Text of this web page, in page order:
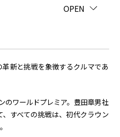
ン BEV 燃料電池車（FCEV）
OPEN
CLOSE
新と挑戦を象徴するクルマであ
のワールドプレミア。豊田章男社
すべての挑戦は、初代クラウン